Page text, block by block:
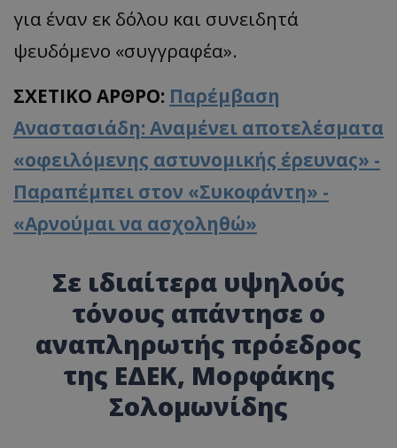
για έναν εκ δόλου και συνειδητά
ψευδόμενο «συγγραφέα».
ΣΧΕΤΙΚΟ ΑΡΘΡΟ: Παρέμβαση
Αναστασιάδη: Αναμένει αποτελέσματα
«οφειλόμενης αστυνομικής έρευνας» -
Παραπέμπει στον «Συκοφάντη» -
«Αρνούμαι να ασχοληθώ»
Σε ιδιαίτερα υψηλούς
τόνους απάντησε ο
αναπληρωτής πρόεδρος
της ΕΔΕΚ, Μορφάκης
Σολομωνίδης